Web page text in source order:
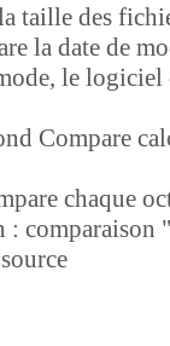
taille des
la date de
le
Compare
chaque
: comparaison